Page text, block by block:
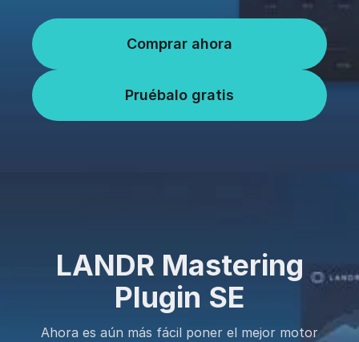
Comprar ahora
Pruébalo gratis
LANDR Mastering
Plugin SE
Ahora es aún más fácil poner el mejor motor